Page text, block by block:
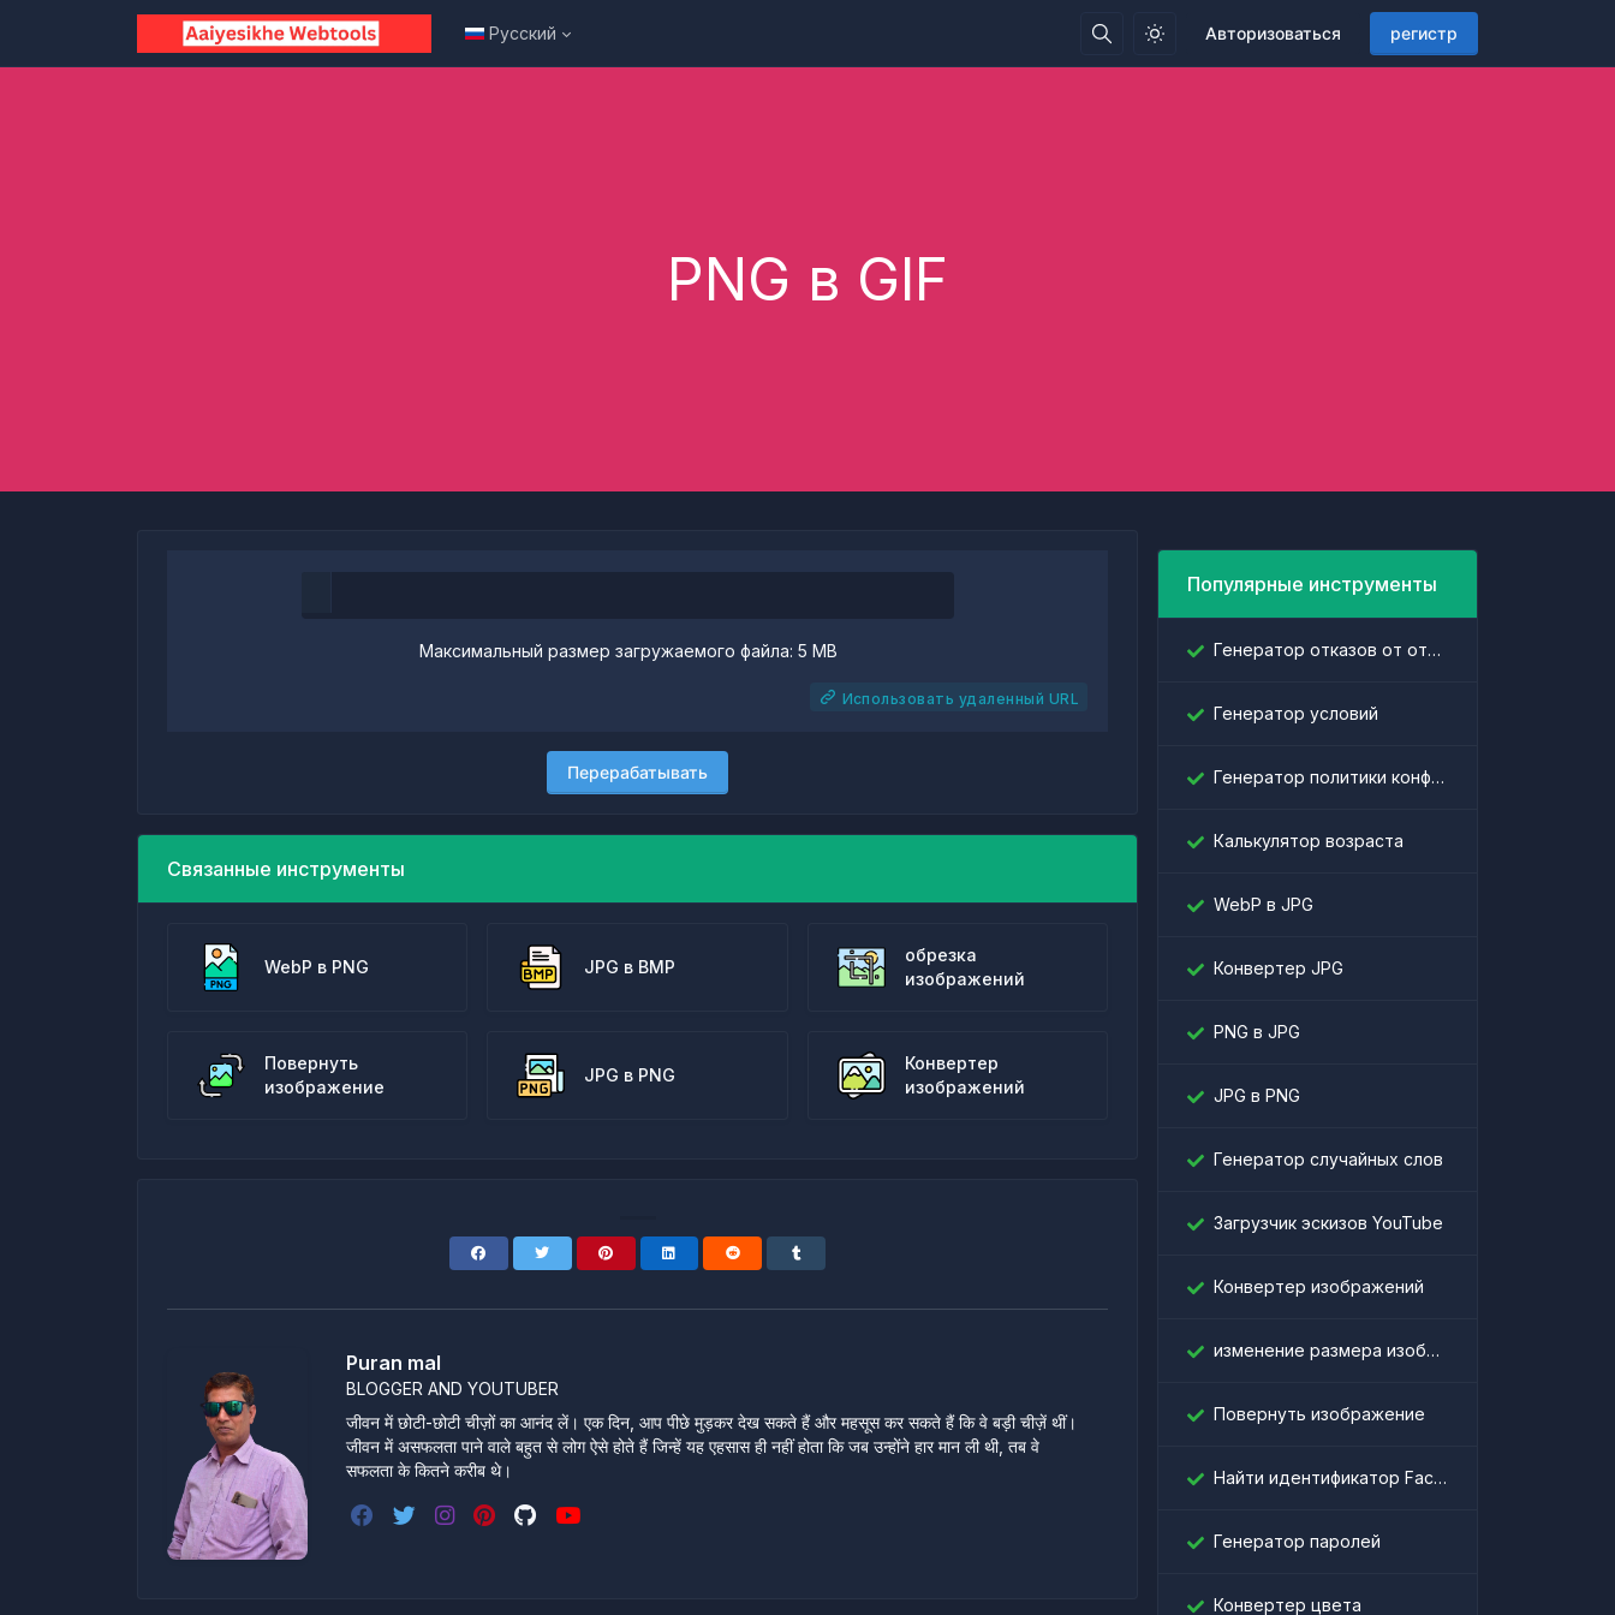
Авторизоваться регистр
Русский
PNG в GIF
Максимальный размер загружаемого файла: 5 MB
Использовать удаленный URL
Перерабатывать
Связанные инструменты
WebP в PNG JPG в BMP
обрезка
изображений
Повернуть
изображение
JPG в PNG
Конвертер
изображений
Puran mal
BLOGGER AND YOUTUBER
जीवन में छोटी-छोटी चीज़ों का आनंद लें। एक दिन, आप पीछे मुड़कर देख सकते हैं और महसूस कर सकते हैं कि वे बड़ी चीज़ें थीं।
जीवन में असफलता पाने वाले बहुत से लोग ऐसे होते हैं जिन्हें यह एहसास ही नहीं होता कि जब उन्होंने हार मान ली थी, तब वे
सफलता के कितने करीब थे।
Популярные инструменты
Генератор отказов от ответственности
Генератор условий
Генератор политики конфиденциальности
Калькулятор возраста
WebP в JPG
Конвертер JPG
PNG в JPG
JPG в PNG
Генератор случайных слов
Загрузчик эскизов YouTube
Конвертер изображений
изменение размера изображения
Повернуть изображение
Найти идентификатор Facebook
Генератор паролей
Конвертер цвета